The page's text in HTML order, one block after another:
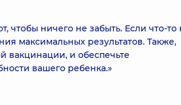
чтобы ничего не забыть. Если что-то
максимальных результатов. Также,
вакцинации, и обеспечьте
вашего ребенка.»